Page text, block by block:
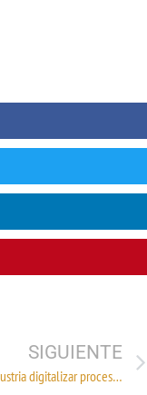
SIGUIENTE
Urgen a industria digitalizar procesos